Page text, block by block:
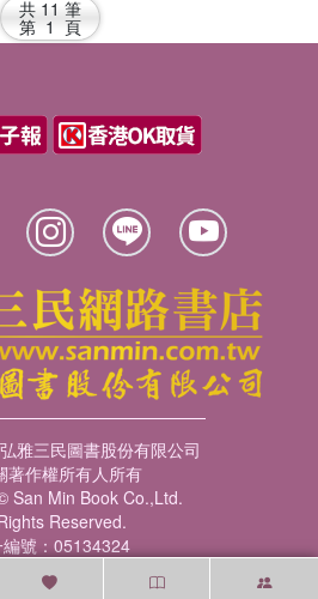
共 11 筆
第 1 頁
雅三民圖書股份有限公司
著作權所有人所有
San Min Book Co.,Ltd.
Reserved.
號：05134324